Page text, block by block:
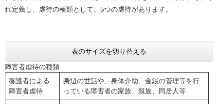
れ定義し、虐待の種類として、5つの虐待があります。
表のサイズを切り替える
障害者虐待の種類
養護者による
障害者虐待
身辺の世話や、身体介助、金銭の管理等を行
っている障害者の家族、親族、同居人等